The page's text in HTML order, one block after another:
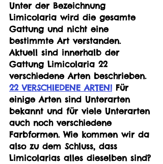
Unter der Bezeichnung
Limicolaria wird die gesamte
Gattung und nicht eine
bestimmte Art verstanden.
Aktuell sind innerhalb der
Gattung Limicolaria 22
verschiedene Arten beschrieben.
22 VERSCHIEDENE ARTEN! Für
einige Arten sind Unterarten
bekannt und für viele Unterarten
auch noch verschiedene
Farbformen. Wie kommen wir da
also zu dem Schluss, dass
Limicolarias alles dieselben sind?